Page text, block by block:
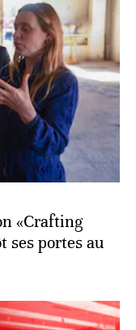
«Crafting
ses portes au